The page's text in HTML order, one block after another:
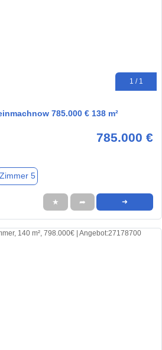
1 / 1
785.000 € 138 m²
785.000 €
Zimmer 5
★ ➦ ➜